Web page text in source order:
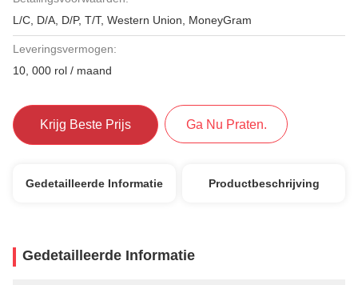
L/C, D/A, D/P, T/T, Western Union, MoneyGram
Leveringsvermogen:
10, 000 rol / maand
Krijg Beste Prijs Ga Nu Praten.
Gedetailleerde Informatie Productbeschrijving
Gedetailleerde Informatie